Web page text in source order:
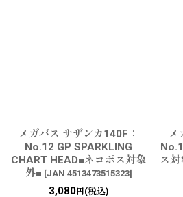
メガバス サザンカ140F：
No.12 GP SPARKLING
CHART HEAD■ネコポス対象
外■ [JAN 4513473515323]
3,080円(税込)
メ
ス対